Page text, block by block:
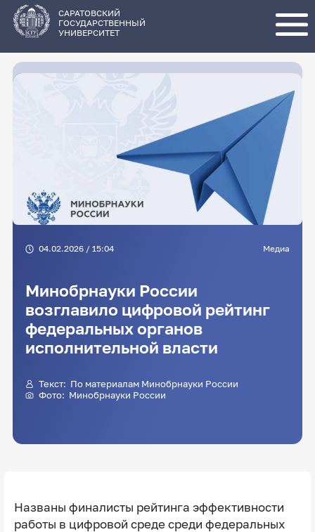
основному
содержанию
САРАТОВСКИЙ
ГОСУДАРСТВЕННЫЙ
УНИВЕРСИТЕТ
04.02.2026 / 15:04 Медиа
Минобрнауки России
возглавило цифровой рейтинг
федеральных органов
исполнительной власти
Текст: По материалам Минобрнауки России
Фото: Минобрнауки России
Названы финалисты рейтинга эффективности
работы в цифровой среде среди федеральных